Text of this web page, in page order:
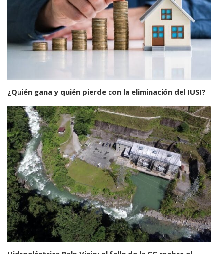
¿Quién gana y quién pierde con la eliminación del IUSI?